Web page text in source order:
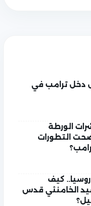
دخل ترامب في
الورطة
التطورات
روسيا.. كيف
الخامنئي قدس